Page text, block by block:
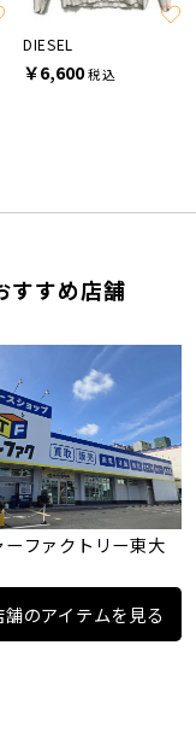
DIESEL
￥6,600税込
すすめ店舗
ーファクトリー東大
舗のアイテムを見る